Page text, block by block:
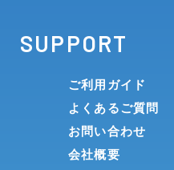
SUPPORT
ご利用ガイド
よくあるご質問
お問い合わせ
会社概要